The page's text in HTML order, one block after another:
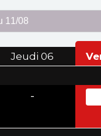
Jeudi 06
-